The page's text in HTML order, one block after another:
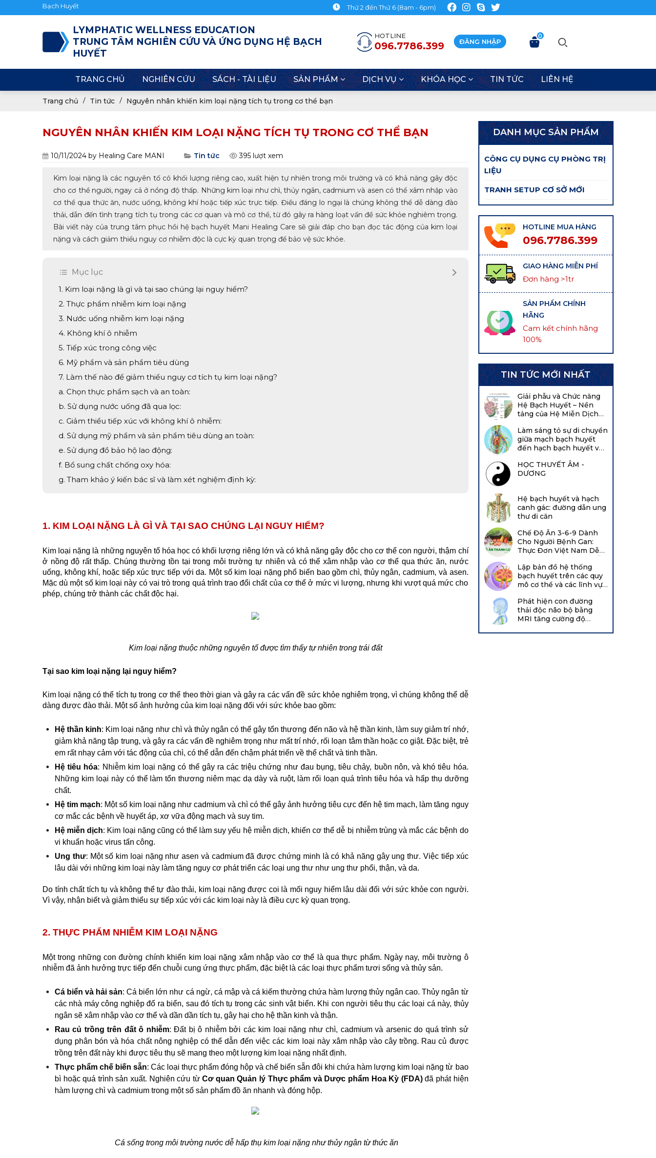
Thứ 2 đến Thứ 6 (8am - 6pm)
LYMPHATIC WELLNESS EDUCATION
TRUNG TÂM NGHIÊN CỨU VÀ ỨNG DỤNG HỆ BẠCH
HUYẾT
HOTLINE
096.7786.399 ĐĂNG NHẬP
0
TRANG CHỦ NGHIÊN CỨU SÁCH - TÀI LIỆU SẢN PHẨM DỊCH VỤ KHÓA HỌC TIN TỨC LIÊN HỆ
Trang chủ Tin tức Nguyên nhân khiến kim loại nặng tích tụ trong cơ thể bạn
NGUYÊN NHÂN KHIẾN KIM LOẠI NẶNG TÍCH TỤ TRONG CƠ THỂ BẠN
10/11/2024 by Healing Care MANI Tin tức 395 lượt xem
Kim loại nặng là các nguyên tố có khối lượng riêng cao, xuất hiện tự nhiên trong môi trường và có khả năng gây độc
cho cơ thể người, ngay cả ở nồng độ thấp. Những kim loại như chì, thủy ngân, cadmium và asen có thể xâm nhập vào
cơ thể qua thức ăn, nước uống, không khí hoặc tiếp xúc trực tiếp. Điều đáng lo ngại là chúng không thể dễ dàng đào
thải, dẫn đến tình trạng tích tụ trong các cơ quan và mô cơ thể, từ đó gây ra hàng loạt vấn đề sức khỏe nghiêm trọng.
Bài viết này của trung tâm phục hồi hệ bạch huyết Mani Healing Care sẽ giải đáp cho bạn đọc tác động của kim loại
nặng và cách giảm thiểu nguy cơ nhiễm độc là cực kỳ quan trọng để bảo vệ sức khỏe.
Mục lục
1. Kim loại nặng là gì và tại sao chúng lại nguy hiểm?
2. Thực phẩm nhiễm kim loại nặng
3. Nước uống nhiễm kim loại nặng
4. Không khí ô nhiễm
5. Tiếp xúc trong công việc
6. Mỹ phẩm và sản phẩm tiêu dùng
7. Làm thế nào để giảm thiểu nguy cơ tích tụ kim loại nặng?
a. Chọn thực phẩm sạch và an toàn:
b. Sử dụng nước uống đã qua lọc:
c. Giảm thiểu tiếp xúc với không khí ô nhiễm:
d. Sử dụng mỹ phẩm và sản phẩm tiêu dùng an toàn:
e. Sử dụng đồ bảo hộ lao động:
f. Bổ sung chất chống oxy hóa:
g. Tham khảo ý kiến bác sĩ và làm xét nghiệm định kỳ:
1. KIM LOẠI NẶNG LÀ GÌ VÀ TẠI SAO CHÚNG LẠI NGUY HIỂM?
Kim loại nặng là những nguyên tố hóa học có khối lượng riêng lớn và có khả năng gây độc cho cơ thể con người, thậm chí
ở nồng độ rất thấp. Chúng thường tồn tại trong môi trường tự nhiên và có thể xâm nhập vào cơ thể qua thức ăn, nước
uống, không khí, hoặc tiếp xúc trực tiếp với da. Một số kim loại nặng phổ biến bao gồm chì, thủy ngân, cadmium, và asen.
Mặc dù một số kim loại này có vai trò trong quá trình trao đổi chất của cơ thể ở mức vi lượng, nhưng khi vượt quá mức cho
phép, chúng trở thành các chất độc hại.
Kim loại nặng thuộc những nguyên tố được tìm thấy tự nhiên trong trái đất
Tại sao kim loại nặng lại nguy hiểm?
Kim loại nặng có thể tích tụ trong cơ thể theo thời gian và gây ra các vấn đề sức khỏe nghiêm trọng, vì chúng không thể dễ
dàng được đào thải. Một số ảnh hưởng của kim loại nặng đối với sức khỏe bao gồm:
Hệ thần kinh: Kim loại nặng như chì và thủy ngân có thể gây tổn thương đến não và hệ thần kinh, làm suy giảm trí nhớ,
giảm khả năng tập trung, và gây ra các vấn đề nghiêm trọng như mất trí nhớ, rối loạn tâm thần hoặc co giật. Đặc biệt, trẻ
em rất nhạy cảm với tác động của chì, có thể dẫn đến chậm phát triển về thể chất và tinh thần.
Hệ tiêu hóa: Nhiễm kim loại nặng có thể gây ra các triệu chứng như đau bụng, tiêu chảy, buồn nôn, và khó tiêu hóa.
Những kim loại này có thể làm tổn thương niêm mạc dạ dày và ruột, làm rối loạn quá trình tiêu hóa và hấp thụ dưỡng
chất.
Hệ tim mạch: Một số kim loại nặng như cadmium và chì có thể gây ảnh hưởng tiêu cực đến hệ tim mạch, làm tăng nguy
cơ mắc các bệnh về huyết áp, xơ vữa động mạch và suy tim.
Hệ miễn dịch: Kim loại nặng cũng có thể làm suy yếu hệ miễn dịch, khiến cơ thể dễ bị nhiễm trùng và mắc các bệnh do
vi khuẩn hoặc virus tấn công.
Ung thư: Một số kim loại nặng như asen và cadmium đã được chứng minh là có khả năng gây ung thư. Việc tiếp xúc
lâu dài với những kim loại này làm tăng nguy cơ phát triển các loại ung thư như ung thư phổi, thận, và da.
Do tính chất tích tụ và không thể tự đào thải, kim loại nặng được coi là mối nguy hiểm lâu dài đối với sức khỏe con người.
Vì vậy, nhận biết và giảm thiểu sự tiếp xúc với các kim loại này là điều cực kỳ quan trọng.
2. THỰC PHẨM NHIỄM KIM LOẠI NẶNG
Một trong những con đường chính khiến kim loại nặng xâm nhập vào cơ thể là qua thực phẩm. Ngày nay, môi trường ô
nhiễm đã ảnh hưởng trực tiếp đến chuỗi cung ứng thực phẩm, đặc biệt là các loại thực phẩm tươi sống và thủy sản.
Cá biển và hải sản: Cá biển lớn như cá ngừ, cá mập và cá kiếm thường chứa hàm lượng thủy ngân cao. Thủy ngân từ
các nhà máy công nghiệp đổ ra biển, sau đó tích tụ trong các sinh vật biển. Khi con người tiêu thụ các loại cá này, thủy
ngân sẽ xâm nhập vào cơ thể và dần dần tích tụ, gây hại cho hệ thần kinh và thận.
Rau củ trồng trên đất ô nhiễm: Đất bị ô nhiễm bởi các kim loại nặng như chì, cadmium và arsenic do quá trình sử
dụng phân bón và hóa chất nông nghiệp có thể dẫn đến việc các kim loại này xâm nhập vào cây trồng. Rau củ được
trồng trên đất này khi được tiêu thụ sẽ mang theo một lượng kim loại nặng nhất định.
Thực phẩm chế biến sẵn: Các loại thực phẩm đóng hộp và chế biến sẵn đôi khi chứa hàm lượng kim loại nặng từ bao
bì hoặc quá trình sản xuất. Nghiên cứu từ Cơ quan Quản lý Thực phẩm và Dược phẩm Hoa Kỳ (FDA) đã phát hiện
hàm lượng chì và cadmium trong một số sản phẩm đồ ăn nhanh và đóng hộp.
Cá sống trong môi trường nước dễ hấp thụ kim loại nặng như thủy ngân từ thức ăn
DANH MỤC SẢN PHẨM
CÔNG CỤ DỤNG CỤ PHÒNG TRỊ
LIỆU
TRANH SETUP CƠ SỞ MỚI
HOTLINE MUA HÀNG
096.7786.399
GIAO HÀNG MIỄN PHÍ
Đơn hàng >1tr
SẢN PHẨM CHÍNH
HÃNG
Cam kết chính hãng
100%
TIN TỨC MỚI NHẤT
Giải phẫu và Chức năng
Hệ Bạch Huyết – Nền
tảng của Hệ Miễn Dịch
Làm sáng tỏ sự di chuyển
giữa mạch bạch huyết
đến hạch bạch huyết và
tĩnh mạch
HỌC THUYẾT ÂM -
DƯƠNG
Hệ bạch huyết và hạch
canh gác: đường dẫn ung
thư di căn
Chế Độ Ăn 3-6-9 Dành
Cho Người Bệnh Gan:
Thực Đơn Việt Nam Dễ
Lập bản đồ hệ thống
bạch huyết trên các quy
mô cơ thể và các lĩnh vực
hội thảo của Viện Tim,
Phổi và Máu Quốc gia
năm 2021 tại Hội nghị
Phát hiện con đường
thải độc não bộ bằng
MRI tăng cường độ